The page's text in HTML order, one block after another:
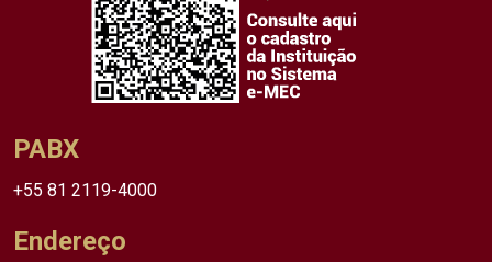
PABX
+55 81 2119-4000
Endereço